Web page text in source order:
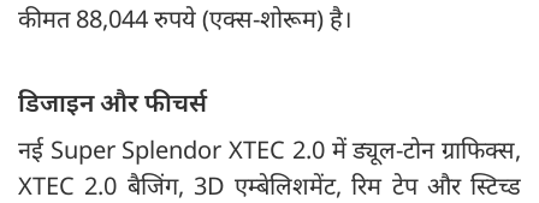
कीमत 88,044 रुपये (एक्स-शोरूम) है।
डिजाइन और फीचर्स
नई Super Splendor XTEC 2.0 में ड्यूल-टोन ग्राफिक्स,
XTEC 2.0 बैजिंग, 3D एम्बेलिशमेंट, रिम टेप और स्टिच्ड